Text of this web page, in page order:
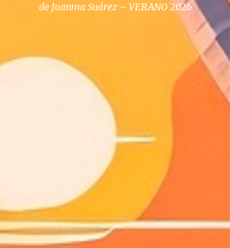
de Juanma Suárez – VERANO 2026